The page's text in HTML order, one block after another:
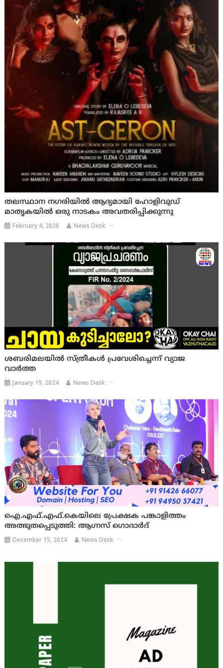
തലസ്ഥാന നഗരിയില്‍ ആദ്യമായി ഹോളിവുഡ്
മാതൃകയില്‍ ഒരു നാടകം അവതരിപ്പിക്കുന്നു
February 4, 2026 News Desk
ശബരിമലയില്‍ സ്ത്രീകൾ പ്രവേശിച്ചെന്ന്‌ വ്യാജ
വാര്‍ത്ത
January 19, 2024 News Desk
ഐ.എഫ്.എഫ്.കെയിലെ പ്രേക്ഷക പങ്കാളിത്തം
അത്ഭുതപ്പെടുത്തി: ആഗ്നസ് ഗൊദാർദ്
December 15, 2024 News Desk